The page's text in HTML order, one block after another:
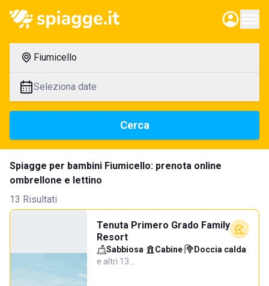
Fiumicello
Seleziona date
Cerca
Spiagge per bambini Fiumicello: prenota online
ombrellone e lettino
13 Risultati
Tenuta Primero Grado Family
Resort
Sabbiosa· Cabine· Doccia calda·
e altri 13…